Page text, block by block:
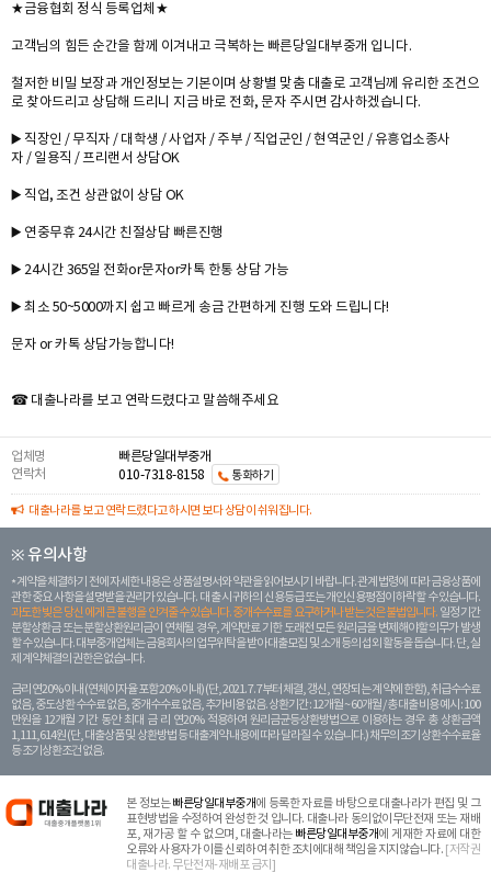
★금융협회 정식 등록업체★
고객님의 힘든 순간을 함께 이겨내고 극복하는 빠른당일대부중개 입니다.
철저한 비밀 보장과 개인정보는 기본이며 상황별 맞춤 대출로 고객님께 유리한 조건으
로 찾아드리고 상담해 드리니 지금 바로 전화, 문자 주시면 감사하겠습니다.
▶️ 직장인 / 무직자 / 대학생 / 사업자 / 주부 / 직업군인 / 현역군인 / 유흥업소종사
자 / 일용직 / 프리랜서 상담OK
▶️ 직업, 조건 상관없이 상담 OK
▶️ 연중무휴 24시간 친절상담 빠른진행
▶️ 24시간 365일 전화or문자or카톡 한통 상담 가능
▶️ 최소 50~5000까지 쉽고 빠르게 송금 간편하게 진행 도와 드립니다!
문자 or 카톡 상담가능합니다!
☎ 대출나라를 보고 연락드렸다고 말씀해주세요
업체명
빠른당일대부중개
연락처
010-7318-8158 통화하기
대출나라를 보고 연락드렸다고 하시면 보다 상담이 쉬워집니다.
※ 유의사항
계약을 체결하기 전에 자세한 내용은 상품설명서와 약관을 읽어보시기 바랍니다. 관계 법령에 따라 금융상품에
관한 중요 사항을 설명받을 권리가 있습니다. 대 출 시 귀하의 신용등급 또는 개인신용평점이 하락할 수 있습니다.
과도한 빚은 당신 에게 큰 불행을 안겨줄 수 있습니다. 중개수수료를 요구하거나 받는 것은 불법입니다. 일정 기간
분할상환금 또는 분할상환원리금이 연체될 경우, 계약만료 기한 도래전 모든 원리금을 변제해야할 의무가 발생
할 수 있습니다. 대부중개업체는 금융회사의 업무위탁을 받아 대출모집 및 소개 등의 섭외 활동을 돕습니다. 단, 실
제 계약체결의 권한은 없습니다.
금리 연20% 이내 (연체이자율 포함 20% 이내) (단, 2021. 7. 7부터 체결, 갱신, 연장되는 계 약에 한함), 취급수수료
없음, 중도상환 수수료 없음, 중개수수료 없음, 추가비용 없음. 상환기간 : 12개월 ~ 60개월 / 총 대출 비용 예시 : 100
만원을 12개월 기간 동안 최대 금 리 연20% 적용하여 원리금균등상환방법으로 이용하는 경우 총 상환금액
1,111,614원 (단, 대출상품 및 상환방법 등 대출계약 내용에 따라 달라질 수 있습니다.) 채무의 조기 상환수수료율
등 조기상환조건 없음.
본 정보는빠른당일대부중개에 등록한 자료를 바탕으로 대출나라가 편집 및 그
표현방법을 수정하여 완성한 것 입니다. 대출나라 동의없이무단전재 또는 재배
포, 재가공 할 수 없으며, 대출나라는 빠른당일대부중개에 게재한 자료에 대한
오류와 사용자가 이를 신뢰하여 취한 조치에대해 책임을 지지않습니다. [저작권
대출나라. 무단전재-재배포 금지]